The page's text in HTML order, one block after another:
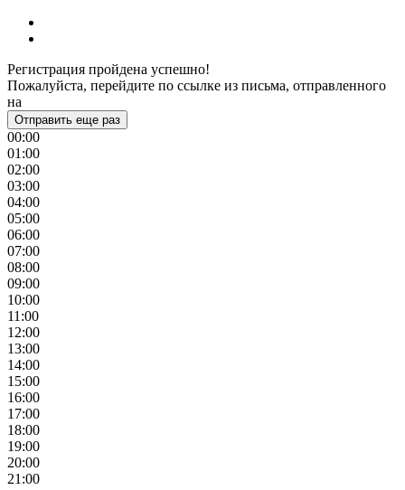
Регистрация пройдена успешно!
Пожалуйста, перейдите по ссылке из письма, отправленного
на
Отправить еще раз
00:00
01:00
02:00
03:00
04:00
05:00
06:00
07:00
08:00
09:00
10:00
11:00
12:00
13:00
14:00
15:00
16:00
17:00
18:00
19:00
20:00
21:00